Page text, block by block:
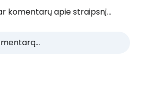
komentarų apie straipsnį...